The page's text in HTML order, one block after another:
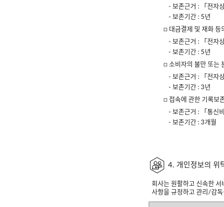
- 보존근거 : 「전자
- 보존기간 : 5년
□ 대금결제 및 재화 등
- 보존근거 : 「전자
- 보존기간 : 5년
□ 소비자의 불만 또는
- 보존근거 : 「전자
- 보존기간 : 3년
□ 접속에 관한 기록보
- 보존근거 : 「통신
- 보존기간 : 3개월
4. 개인정보의 위
회사는 원활하고 신속한
사항을 규정하고 관리/감